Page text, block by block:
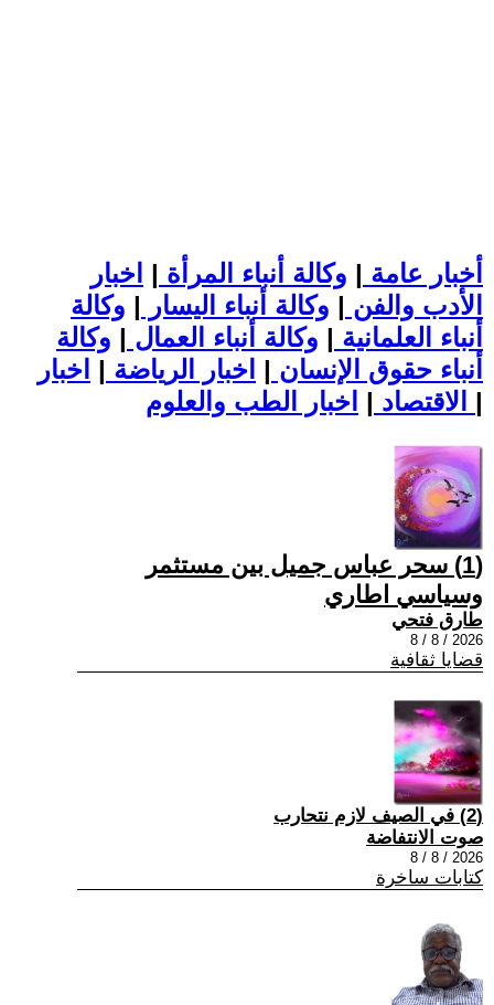
أخبار عامة | وكالة أنباء المرأة | اخبار
الأدب والفن | وكالة أنباء اليسار | وكالة
أنباء العلمانية | وكالة أنباء العمال | وكالة
أنباء حقوق الإنسان | اخبار الرياضة | اخبار
الاقتصاد | |
(1) سحر عباس جميل بين مستثمر
وسياسي اطاري
طارق فتحي
2026 / 8 / 8
قضايا ثقافية
(2) في الصيف لازم نتحارب
صوت الانتفاضة
2026 / 8 / 8
كتابات ساخرة